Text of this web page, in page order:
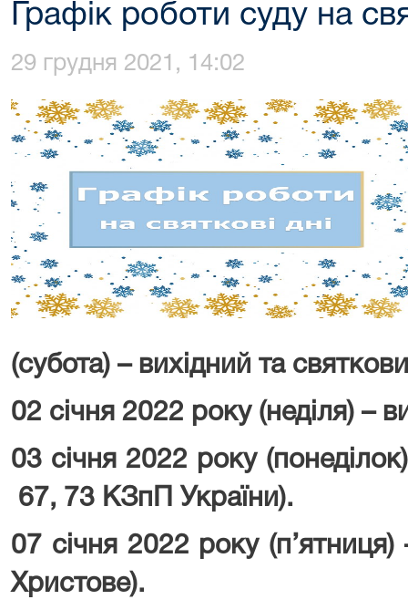
Графік роботи суду на
29 грудня 2021, 14:02
(субота) – вихідний та
02 січня 2022 року (неділя) –
03 січня 2022 року
67, 73 КЗпП України).
07 січня 2022 року (п’ятниця)
Христове).